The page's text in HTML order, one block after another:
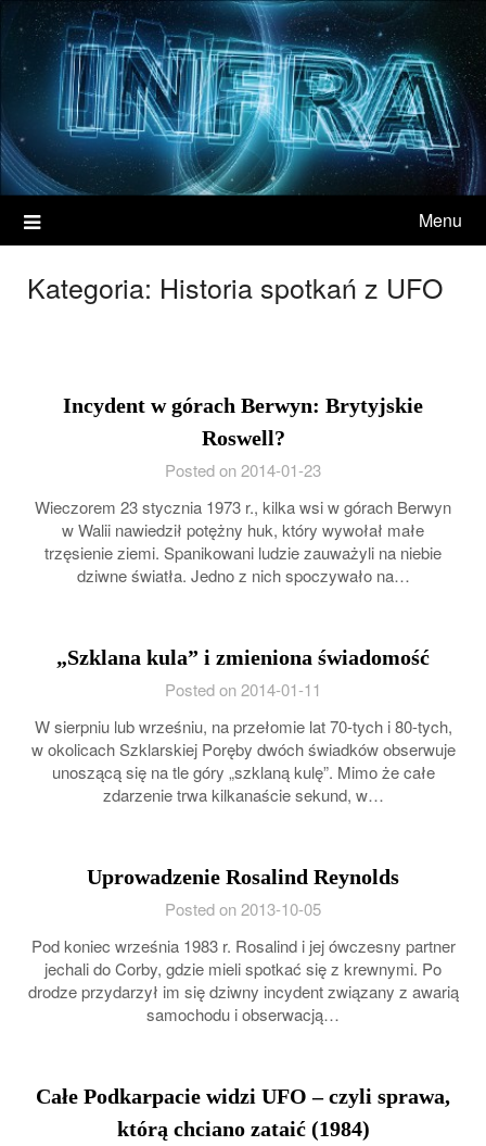
Menu
Kategoria: Historia spotkań z UFO
Incydent w górach Berwyn: Brytyjskie
Roswell?
Posted on 2014-01-23
Wieczorem 23 stycznia 1973 r., kilka wsi w górach Berwyn
w Walii nawiedził potężny huk, który wywołał małe
trzęsienie ziemi. Spanikowani ludzie zauważyli na niebie
dziwne światła. Jedno z nich spoczywało na…
„Szklana kula” i zmieniona świadomość
Posted on 2014-01-11
W sierpniu lub wrześniu, na przełomie lat 70-tych i 80-tych,
w okolicach Szklarskiej Poręby dwóch świadków obserwuje
unoszącą się na tle góry „szklaną kulę”. Mimo że całe
zdarzenie trwa kilkanaście sekund, w…
Uprowadzenie Rosalind Reynolds
Posted on 2013-10-05
Pod koniec września 1983 r. Rosalind i jej ówczesny partner
jechali do Corby, gdzie mieli spotkać się z krewnymi. Po
drodze przydarzył im się dziwny incydent związany z awarią
samochodu i obserwacją…
Całe Podkarpacie widzi UFO – czyli sprawa,
którą chciano zataić (1984)